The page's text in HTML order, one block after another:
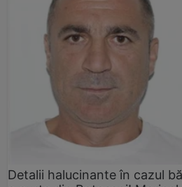
Detalii halucinante în cazul